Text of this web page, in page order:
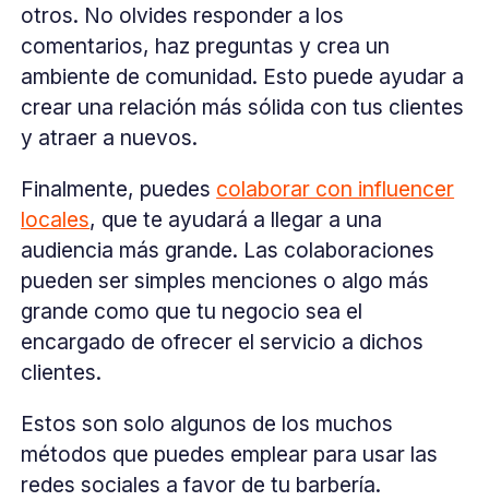
otros. No olvides responder a los
comentarios, haz preguntas y crea un
ambiente de comunidad. Esto puede ayudar a
crear una relación más sólida con tus clientes
y atraer a nuevos.
Finalmente, puedes colaborar con influencer
locales, que te ayudará a llegar a una
audiencia más grande. Las colaboraciones
pueden ser simples menciones o algo más
grande como que tu negocio sea el
encargado de ofrecer el servicio a dichos
clientes.
Estos son solo algunos de los muchos
métodos que puedes emplear para usar las
redes sociales a favor de tu barbería.